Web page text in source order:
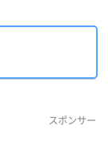
スポンサー